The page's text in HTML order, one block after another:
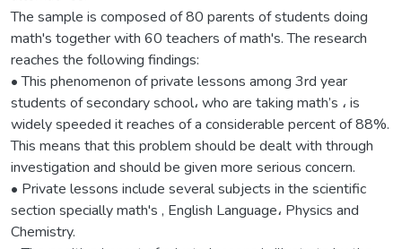
The sample is composed of 80 parents of students doing
math's together with 60 teachers of math's. The research
reaches the following findings:
• This phenomenon of private lessons among 3rd year
students of secondary school، who are taking math’s ، is
widely speeded it reaches of a considerable percent of 88%.
This means that this problem should be dealt with through
investigation and should be given more serious concern.
• Private lessons include several subjects in the scientific
section specially math's , English Language، Physics and
Chemistry.